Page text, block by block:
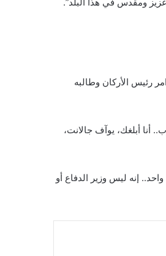
رئيس الأركان وطالبه
أنا أبلغك، يوآف جالانت،
إنه ليس وزير الدفاع أو